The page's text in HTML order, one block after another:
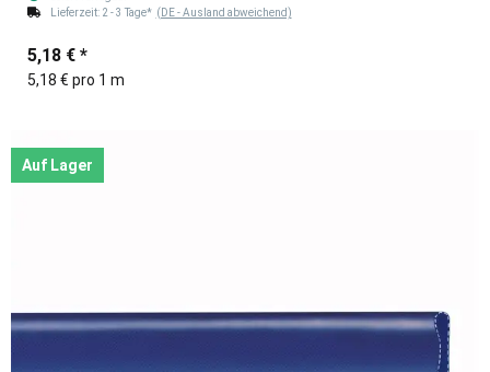
Lieferzeit: 2 - 3 Tage* (DE - Ausland abweichend)
5,18 € *
5,18 € pro 1 m
Auf Lager